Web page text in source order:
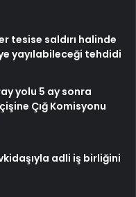
tesise saldırı halinde
yayılabileceği tehdidi
yolu 5 ay sonra
Çığ Komisyonu
adli iş birliğini